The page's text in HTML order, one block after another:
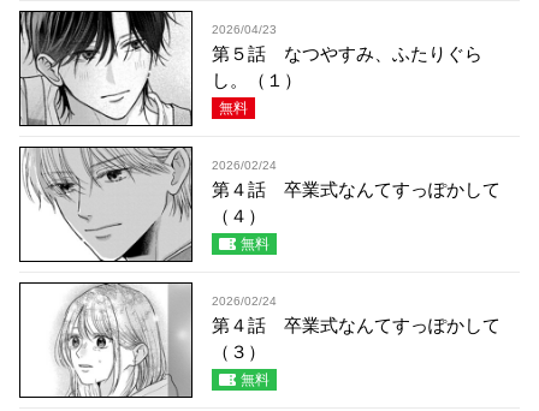
2026/04/23
第５話 なつやすみ、ふたりぐら
し。（１）
無料
2026/02/24
第４話 卒業式なんてすっぽかして
（４）
無料
2026/02/24
第４話 卒業式なんてすっぽかして
（３）
無料